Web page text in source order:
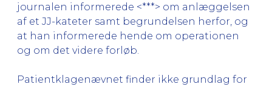
journalen informerede <***> om anlæggelsen
af et JJ-kateter samt begrundelsen herfor, og
at han informerede hende om operationen
og om det videre forløb.
Patientklagenævnet finder ikke grundlag for